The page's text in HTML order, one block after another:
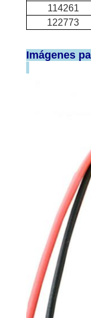
114261
122773
Imágenes